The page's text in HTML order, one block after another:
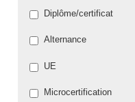
Diplôme/certificat
Alternance
UE
Microcertification